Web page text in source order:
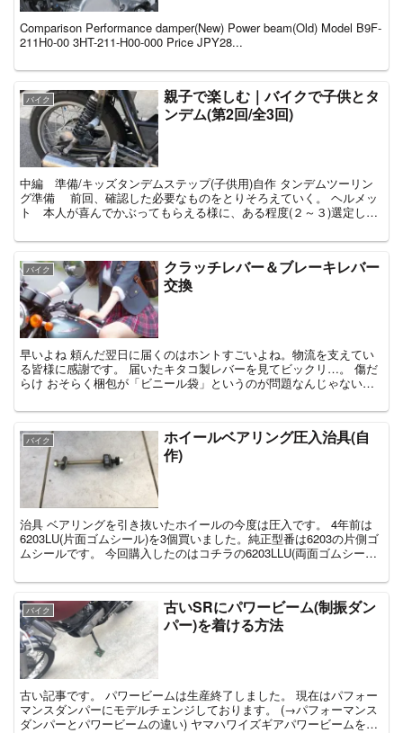
Comparison Performance damper(New) Power beam(Old) Model B9F-
211H0-00 3HT-211-H00-000 Price JPY28...
バイク
親子で楽しむ｜バイクで子供とタ
ンデム(第2回/全3回)
中編 準備/キッズタンデムステップ(子供用)自作 タンデムツーリン
グ準備 前回、確認した必要なものをとりそろえていく。 ヘルメッ
ト 本人が喜んでかぶってもらえる様に、ある程度(２～３)選定した
バイク
クラッチレバー＆ブレーキレバー
交換
早いよね 頼んだ翌日に届くのはホントすごいよね。物流を支えてい
る皆様に感謝です。 届いたキタコ製レバーを見てビックリ…。 傷だ
らけ おそらく梱包が「ビニール袋」というのが問題なんじゃないで
バイク
ホイールベアリング圧入治具(自
作)
治具 ベアリングを引き抜いたホイールの今度は圧入です。 4年前は
6203LU(片面ゴムシール)を3個買いました。純正型番は6203の片側ゴ
ムシールです。 今回購入したのはコチラの6203LLU(両面ゴムシール)
バイク
古いSRにパワービーム(制振ダン
パー)を着ける方法
古い記事です。 パワービームは生産終了しました。 現在はパフォー
マンスダンパーにモデルチェンジしております。 (→パフォーマンス
ダンパーとパワービームの違い) ヤマハワイズギアパワービームを古